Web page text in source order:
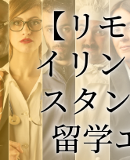
【リ
イリ
スタ
留学